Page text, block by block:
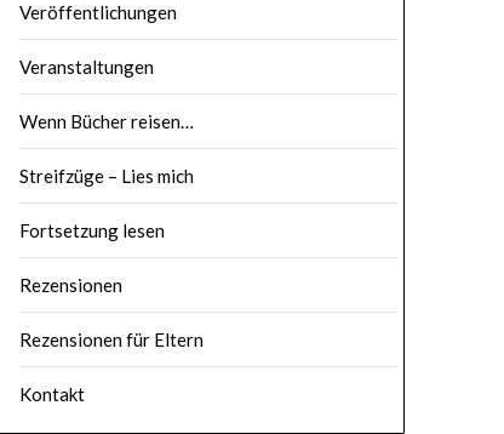
Veröffentlichungen
Veranstaltungen
Wenn Bücher reisen…
Streifzüge – Lies mich
Fortsetzung lesen
Rezensionen
Rezensionen für Eltern
Kontakt